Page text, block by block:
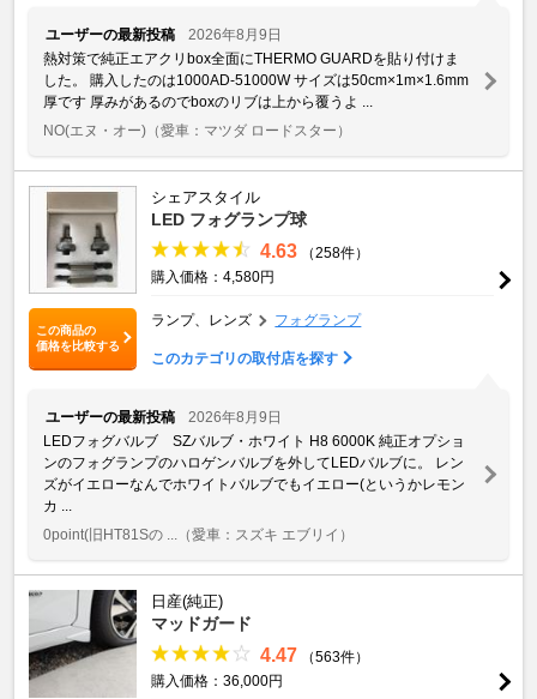
ユーザーの最新投稿
2026年8月9日
熱対策で純正エアクリbox全面にTHERMO GUARDを貼り付けま
した。 購入したのは1000AD-51000W サイズは50cm×1m×1.6mm
厚です 厚みがあるのでboxのリブは上から覆うよ ...
NO(エヌ・オー) （愛車：マツダ ロードスター）
この商品の
価格を比較する
シェアスタイル
LED フォグランプ球
4.63
（258件）
購入価格：4,580円
ランプ、レンズ フォグランプ
このカテゴリの取付店を探す
ユーザーの最新投稿
2026年8月9日
LEDフォグバルブ SZバルブ・ホワイト H8 6000K 純正オプショ
ンのフォグランプのハロゲンバルブを外してLEDバルブに。 レン
ズがイエローなんでホワイトバルブでもイエロー(というかレモン
カ ...
0point(旧HT81Sの ...
（愛車：スズキ エブリイ）
日産(純正)
マッドガード
4.47
（563件）
購入価格：36,000円